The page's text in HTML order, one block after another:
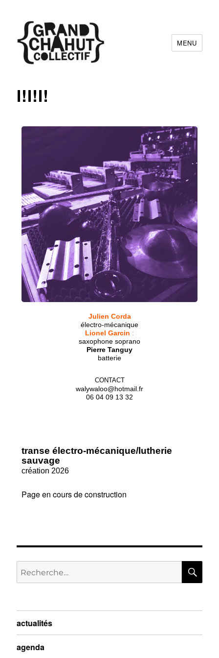
MENU
I!I!I!
Julien Corda
électro-mécanique
Lionel Garcin :
saxophone soprano
Pierre Tanguy
batterie
CONTACT
walywaloo@hotmail.fr
06 04 09 13 32
transe électro-mécanique/lutherie
sauvage
création 2026
Page en cours de construction
actualités
agenda